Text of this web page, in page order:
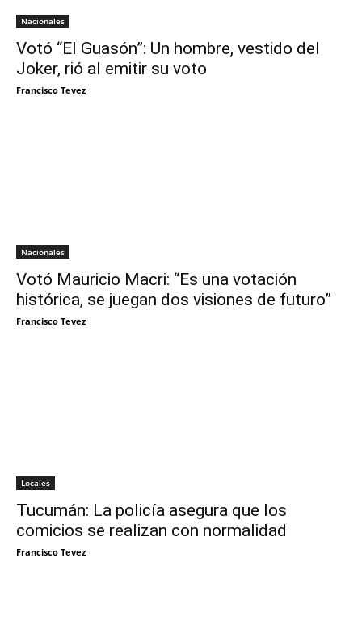
Nacionales
Votó “El Guasón”: Un hombre, vestido del
Joker, rió al emitir su voto
Francisco Tevez
Nacionales
Votó Mauricio Macri: “Es una votación
histórica, se juegan dos visiones de futuro”
Francisco Tevez
Locales
Tucumán: La policía asegura que los
comicios se realizan con normalidad
Francisco Tevez